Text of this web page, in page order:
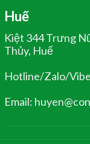
Huế
Kiệt 344 Trưng
Thủy, Huế
Hotline/Zalo/
Email: